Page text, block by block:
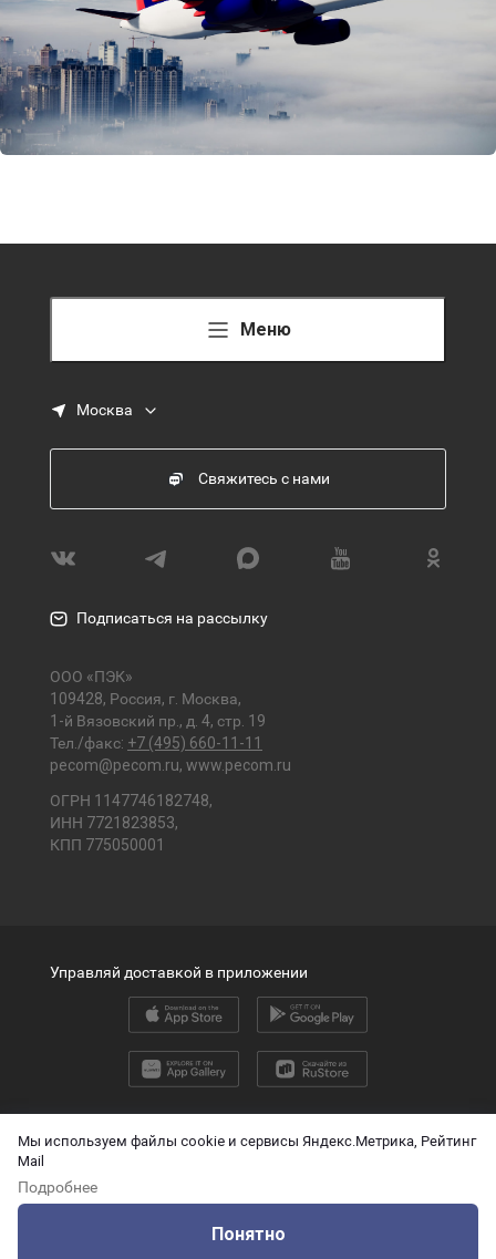
Мы используем файлы cookie и сервисы Яндекс.Метрика, Рейтинг
Mail
Подробнее
Понятно
Меню
Москва
Свяжитесь с нами
Подписаться на рассылку
ООО «ПЭК»
109428, Россия, г. Москва,
1-й Вязовский пр., д. 4, стр. 19
Тел./факс: +7 (495) 660-11-11
pecom@pecom.ru, www.pecom.ru
ОГРН 1147746182748,
ИНН 7721823853,
КПП 775050001
2026 © ООО «ПЭК»
О защите персональных данных
Технические данные для ИИ
Управляй доставкой в приложении